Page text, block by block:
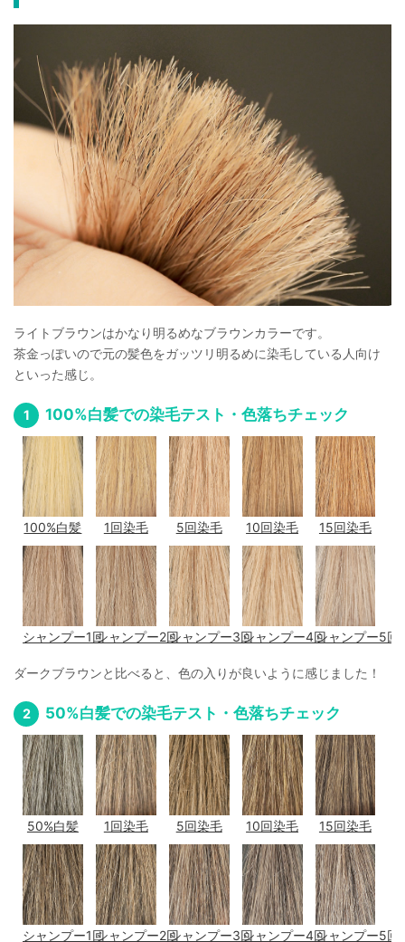
ライトブラウンはかなり明るめなブラウンカラーです。
茶金っぽいので元の髪色をガッツリ明るめに染毛している人向け
といった感じ。
100%白髪での染毛テスト・色落ちチェック
100%白髪 1回染毛 5回染毛 10回染毛 15回染毛
シャンプー1回シャンプー2回シャンプー3回シャンプー4回シャンプー5回
ダークブラウンと比べると、色の入りが良いように感じました！
50%白髪での染毛テスト・色落ちチェック
50%白髪 1回染毛 5回染毛 10回染毛 15回染毛
シャンプー1回シャンプー2回シャンプー3回シャンプー4回シャンプー5回